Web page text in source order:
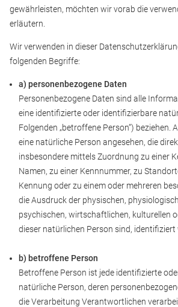
gewährleisten, möchten wir vorab die
erläutern.
Wir verwenden in dieser
folgenden Begriffe:
a) personenbezogene Daten
Personenbezogene Daten sind alle
eine identifizierte oder identifizierbare
Folgenden „betroffene Person“) beziehen.
eine natürliche Person angesehen, die
insbesondere mittels Zuordnung zu einer
Namen, zu einer Kennnummer, zu
Kennung oder zu einem oder mehreren
die Ausdruck der physischen,
psychischen, wirtschaftlichen, kulturellen
dieser natürlichen Person sind, identifiziert
b) betroffene Person
Betroffene Person ist jede identifizierte
natürliche Person, deren
die Verarbeitung Verantwortlichen